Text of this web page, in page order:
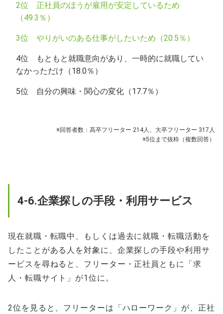
2位 正社員のほうが雇用が安定しているため
（49.3％）
3位 やりがいのある仕事がしたいため（20.5％）
4位 もともと就職意向があり、一時的に就職してい
なかっただけ（18.0％）
5位 自分の興味・関心の変化（17.7％）
※回答者数：高卒フリーター 214人、大卒フリーター 317人
※5位まで抜粋（複数回答）
4-6.企業探しの手段・利用サービス
現在就職・転職中、もしくは過去に就職・転職活動を
したことがある人を対象に、企業探しの手段や利用サ
ービスを尋ねると、フリーター・正社員ともに「求
人・転職サイト」が1位に。
2位を見ると、フリーターは「ハローワーク」が、正社